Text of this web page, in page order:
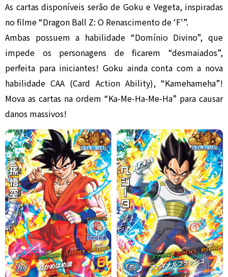
As cartas disponíveis serão de Goku e Vegeta, inspiradas
no filme “Dragon Ball Z: O Renascimento de ‘F'”.
Ambas possuem a habilidade “Domínio Divino”, que
impede os personagens de ficarem “desmaiados”,
perfeita para iniciantes! Goku ainda conta com a nova
habilidade CAA (Card Action Ability), “Kamehameha”!
Mova as cartas na ordem “Ka-Me-Ha-Me-Ha” para causar
danos massivos!